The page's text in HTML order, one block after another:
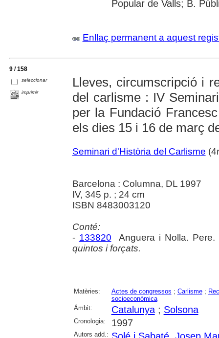
Popular de Valls; B.
Enllaç permanent a aquest
9 / 158
seleccionar
imprimir
Lleves, circumscripció i
del carlisme : IV
per la Fundació
els dies 15 i 16 de març
Seminari d'Història del Carlisme
Barcelona : Columna, DL 1997
IV, 345 p. ; 24 cm
ISBN 8483003120
Conté:
- 133820 Anguera i Nolla. Pere.
quintos i forçats.
Matèries: Actes de congressos ; Carlisme;
socioeconòmica
Àmbit:
Catalunya; Solsona
Cronologia: 1997
Autors add.: